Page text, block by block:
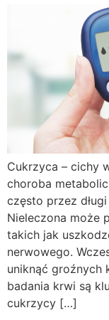
Cukrzyca – cichy
choroba
często przez
Nieleczona może
takich jak
nerwowego.
uniknąć groźnych
badania krwi są
cukrzycy […]